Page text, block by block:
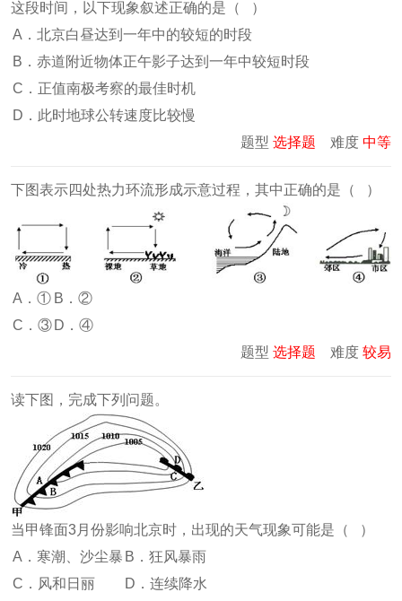
这段时间，以下现象叙述正确的是（ ）
A．北京白昼达到一年中的较短的时段
B．赤道附近物体正午影子达到一年中较短时段
C．正值南极考察的最佳时机
D．此时地球公转速度比较慢
题型 选择题 难度 中等
下图表示四处热力环流形成示意过程，其中正确的是（ ）
A．① B．②
C．③ D．④
题型 选择题 难度 较易
读下图，完成下列问题。
当甲锋面3月份影响北京时，出现的天气现象可能是（ ）
A．寒潮、沙尘暴 B．狂风暴雨
C．风和日丽
D．连续降水